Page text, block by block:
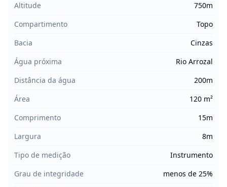
Altitude
750m
Compartimento
Topo
Bacia
Cinzas
Água próxima
Rio Arrozal
Distância da água
200m
Área
120 m²
Comprimento
15m
Largura
8m
Tipo de medição
Instrumento
Grau de integridade
menos de 25%